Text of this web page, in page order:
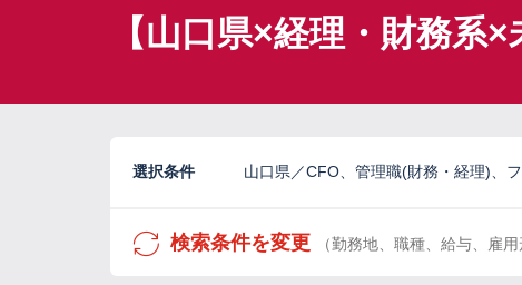
【山口県×経理・財務系
選択条件 山口県／CFO、管理職(財務・経理)、
検索条件を変更 （勤務地、職種、給与、雇